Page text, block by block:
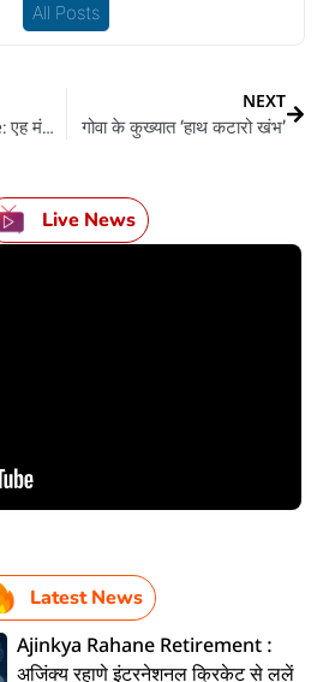
All Posts
Patan Devi temple: एह मंद‍िर के वजह से मिलल बा पटना शहर के एकर नाव
NEXT
गोवा के कुख्यात ‘हाथ कटारो खंभ’
Live News
Latest News
Ajinkya Rahane Retirement :
अजिंक्य रहाणे इंटरनेशनल क्रिकेट से ललें